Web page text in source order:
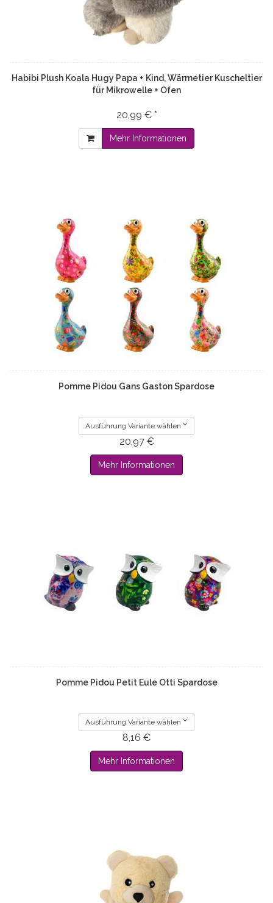
Habibi Plush Koala Hugy Papa + Kind, Wärmetier Kuscheltier
für Mikrowelle + Ofen
20,99 € *
Mehr Informationen
Pomme Pidou Gans Gaston Spardose
Ausführung Variante wählen
20,97 €
Mehr Informationen
Pomme Pidou Petit Eule Otti Spardose
Ausführung Variante wählen
8,16 €
Mehr Informationen